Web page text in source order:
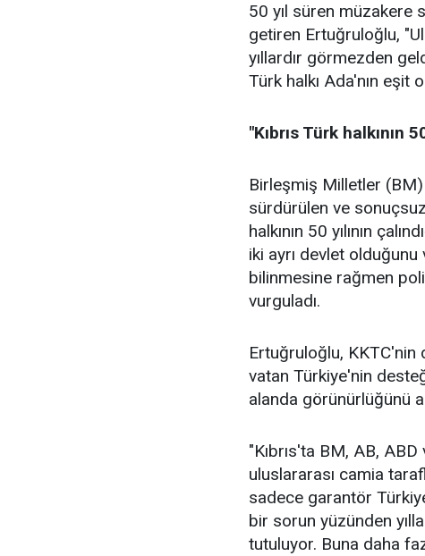
50 yıl süren müzakere
getiren Ertuğruloğlu,
yıllardır görmezden
Türk halkı Ada'nın eşit
"Kıbrıs Türk halkının
Birleşmiş Milletler
sürdürülen ve
halkının 50 yılının
iki ayrı devlet
bilinmesine rağmen
vurguladı.
Ertuğruloğlu, KKTC'nin
vatan Türkiye'nin
alanda görünürlüğünü
"Kıbrıs'ta BM, AB,
uluslararası camia
sadece garantör
bir sorun yüzünden
tutuluyor. Buna daha